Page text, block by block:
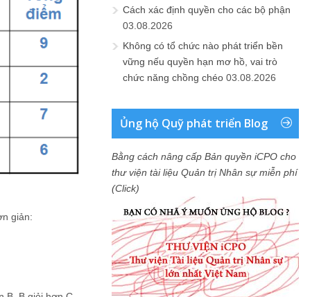
giản:
Cách xác định quyền cho các bộ phận
03.08.2026
Không có tổ chức nào phát triển bền
vững nếu quyền hạn mơ hồ, vai trò
chức năng chồng chéo 03.08.2026
Ủng hộ Quỹ phát triển Blog
Bằng cách nâng cấp Bản quyền iCPO cho
thư viện tài liệu Quản trị Nhân sự miễn phí
(Click)